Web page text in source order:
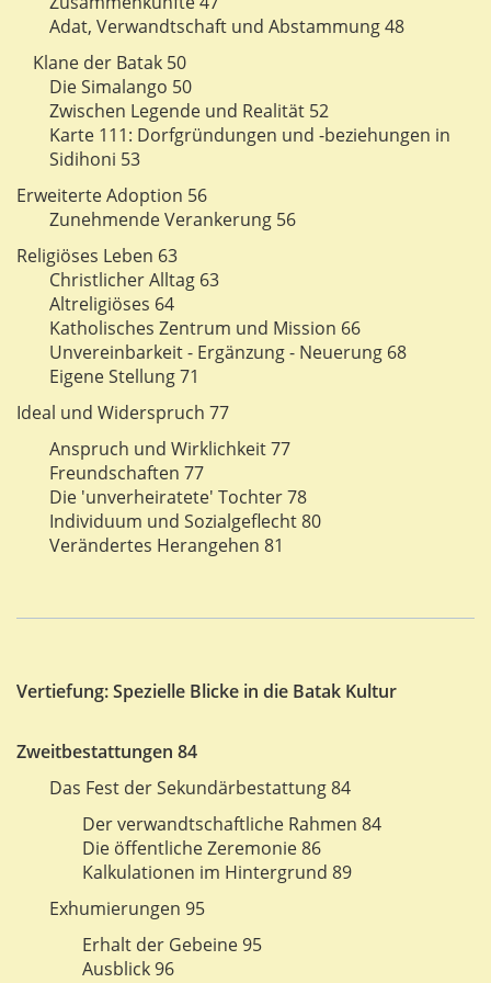
Adat, Verwandtschaft und Abstammung 48
Klane der Batak 50
Die Simalango 50
Zwischen Legende und Realität 52
Karte 111: Dorfgründungen und -beziehungen in
Sidihoni 53
Erweiterte Adoption 56
Zunehmende Verankerung 56
Religiöses Leben 63
Christlicher Alltag 63
Altreligiöses 64
Katholisches Zentrum und Mission 66
Unvereinbarkeit - Ergänzung - Neuerung 68
Eigene Stellung 71
Ideal und Widerspruch 77
Anspruch und Wirklichkeit 77
Freundschaften 77
Die 'unverheiratete' Tochter 78
Individuum und Sozialgeflecht 80
Verändertes Herangehen 81
Vertiefung: Spezielle Blicke in die Batak Kultur
Zweitbestattungen 84
Das Fest der Sekundärbestattung 84
Der verwandtschaftliche Rahmen 84
Die öffentliche Zeremonie 86
Kalkulationen im Hintergrund 89
Exhumierungen 95
Erhalt der Gebeine 95
Ausblick 96